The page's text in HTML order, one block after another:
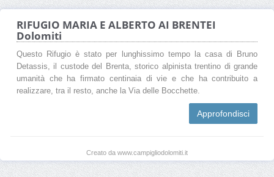
RIFUGIO MARIA E ALBERTO AI BRENTEI
Dolomiti
Questo Rifugio è stato per lunghissimo tempo la casa di Bruno
Detassis, il custode del Brenta, storico alpinista trentino di grande
umanità che ha firmato centinaia di vie e che ha contribuito a
realizzare, tra il resto, anche la Via delle Bocchette.
Approfondisci
Creato da www.campigliodolomiti.it